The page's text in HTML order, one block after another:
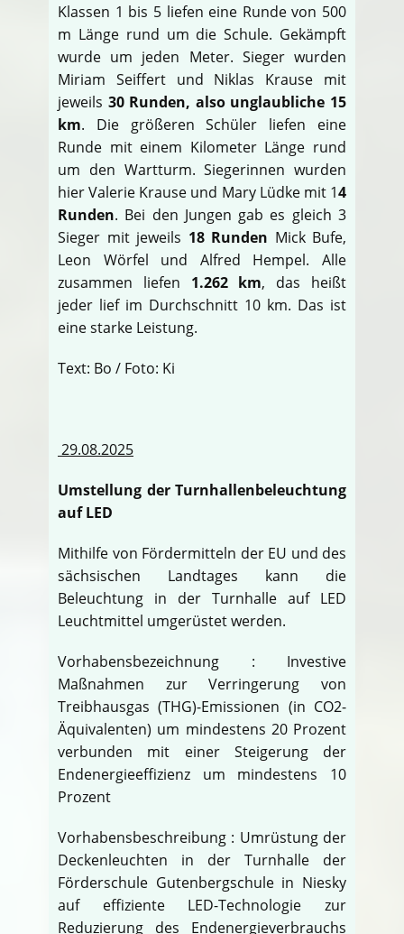
Klassen 1 bis 5 liefen eine Runde von 500
m Länge rund um die Schule. Gekämpft
wurde um jeden Meter. Sieger wurden
Miriam Seiffert und Niklas Krause mit
jeweils 30 Runden, also unglaubliche 15
km. Die größeren Schüler liefen eine
Runde mit einem Kilometer Länge rund
um den Wartturm. Siegerinnen wurden
hier Valerie Krause und Mary Lüdke mit 14
Runden. Bei den Jungen gab es gleich 3
Sieger mit jeweils 18 Runden Mick Bufe,
Leon Wörfel und Alfred Hempel. Alle
zusammen liefen 1.262 km, das heißt
jeder lief im Durchschnitt 10 km. Das ist
eine starke Leistung.
Text: Bo / Foto: Ki
29.08.2025
Umstellung der Turnhallenbeleuchtung
auf LED
Mithilfe von Fördermitteln der EU und des
sächsischen Landtages kann die
Beleuchtung in der Turnhalle auf LED
Leuchtmittel umgerüstet werden.
Vorhabensbezeichnung : Investive
Maßnahmen zur Verringerung von
Treibhausgas (THG)-Emissionen (in CO2-
Äquivalenten) um mindestens 20 Prozent
verbunden mit einer Steigerung der
Endenergieeffizienz um mindestens 10
Prozent
Vorhabensbeschreibung : Umrüstung der
Deckenleuchten in der Turnhalle der
Förderschule Gutenbergschule in Niesky
auf effiziente LED-Technologie zur
Reduzierung des Endenergieverbrauchs